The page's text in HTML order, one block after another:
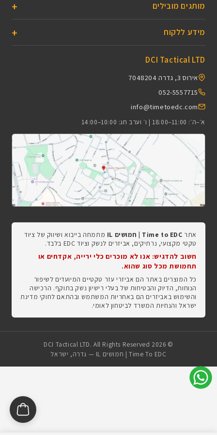
מותגים מובילים
מידע ללקוח
DCI Tactical LTD
אירוס 3, גדרה 7048204
052-5557715
info@timetoedc.com
א׳–ה׳: 11:00–18:00 | ו׳ וערב חג: 10:00–14:00
אתר Time to EDC | חמושים IL
מתמחה בייבוא ושיווק של ציוד
טקטי מקצועי, נרתיקים, אביזרים לנשק וציוד EDC בלבד.
חשוב להדגיש: אנו לא מוכרים כלי ירייה, אקדחים או
תחמושת מכל סוג שהוא.
כל המוצרים באתר הם אביזרי עזר טקטיים המיועדים לשיפור
הנוחות, הדיוק והבטיחות של בעלי רישיון נשק בתוקף. הרכישה
והשימוש באביזרים הם באחריות המשתמש ובהתאם לחוקי מדינת
ישראל והנחיות המשרד לביטחון לאומי.
© 2026 DCI Tactical LTD. All Rights Reserved
Time To EDC | חמושים IL — גדרה, ישראל